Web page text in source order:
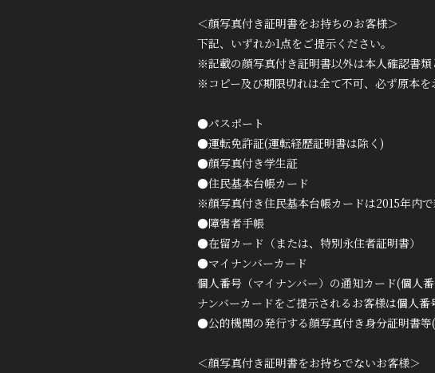
＜顔写真付き証明書をお持ちのお客様＞
下記、いずれか1点をご提示ください。
※記載の顔写真付き証明書以外は本人確認書類
※コピー及び期限切れは全て不可、必ず原本を
●パスポート
●運転免許証(運転経歴証明書は除く)
●顔写真付き学生証
●住民基本台帳カード
※顔写真付き住民基本台帳カードは2015年内
●障害者手帳
●在留カード（または、特別永住者証明書）
●マイナンバーカード
個人番号（マイナンバー）の通知カード(個人
ナンバーカードをご提示されるお客様は個人
●公的機関の発行する顔写真付き身分証明書
＜顔写真付き証明書をお持ちでないお客様＞